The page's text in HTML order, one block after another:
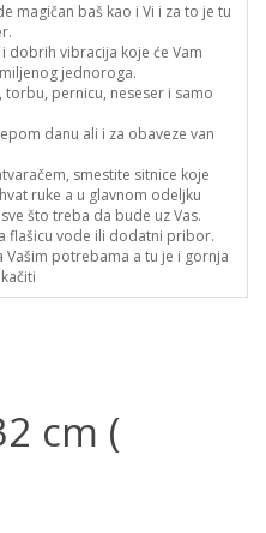
magičan baš kao i Vi i za to je tu
dobrih vibracija koje će Vam
jednoroga.
pernicu, neseser i samo
danu ali i za obaveze van
smestite sitnice koje
ruke a u glavnom odeljku
što treba da bude uz Vas.
flašicu vode ili dodatni pribor.
Vašim potrebama a tu je i gornja
cm (